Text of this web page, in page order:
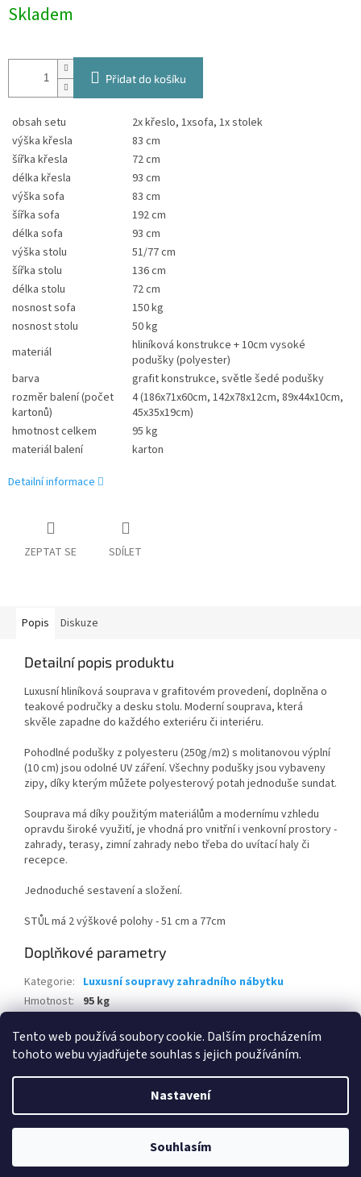
Tento web používá soubory cookie. Dalším procházením
tohoto webu vyjadřujete souhlas s jejich používáním.
Nastavení
Souhlasím
cena:
Skladem
Přidat do košíku
obsah setu
2x křeslo, 1xsofa, 1x stolek
výška křesla
83 cm
šířka křesla
72 cm
délka křesla
93 cm
výška sofa
83 cm
šířka sofa
192 cm
délka sofa
93 cm
výška stolu
51/77 cm
šířka stolu
136 cm
délka stolu
72 cm
nosnost sofa
150 kg
nosnost stolu
50 kg
materiál
hliníková konstrukce + 10cm vysoké
podušky (polyester)
barva
grafit konstrukce, světle šedé podušky
rozměr balení (počet
kartonů)
4 (186x71x60cm, 142x78x12cm, 89x44x10cm,
45x35x19cm)
hmotnost celkem
95 kg
materiál balení
karton
Detailní informace
ZEPTAT SE SDÍLET
Popis Diskuze
Detailní popis produktu
Luxusní hliníková souprava v grafitovém provedení, doplněna o
teakové područky a desku stolu. Moderní souprava, která
skvěle zapadne do každého exteriéru či interiéru.
Pohodlné podušky z polyesteru (250g/m2) s molitanovou výplní
(10 cm) jsou odolné UV záření. Všechny podušky jsou vybaveny
zipy, díky kterým můžete polyesterový potah jednoduše sundat.
Souprava má díky použitým materiálům a modernímu vzhledu
opravdu široké využití, je vhodná pro vnitřní i venkovní prostory -
zahrady, terasy, zimní zahrady nebo třeba do uvítací haly či
recepce.
Jednoduché sestavení a složení.
STŮL má 2 výškové polohy - 51 cm a 77cm
Doplňkové parametry
Kategorie: Luxusní soupravy zahradního nábytku
Hmotnost: 95 kg
Vytvořil Shoptet
www.eshop-skrblik.cz